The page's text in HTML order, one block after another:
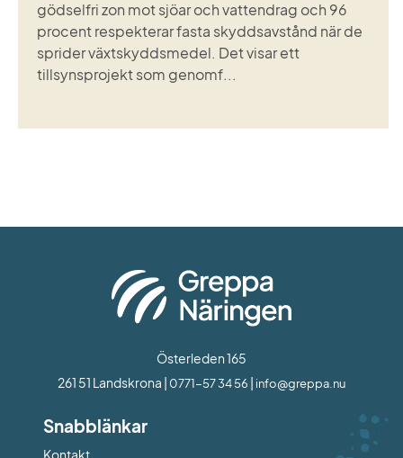
gödselfri zon mot sjöar och vattendrag och 96
procent respekterar fasta skyddsavstånd när de
sprider växtskyddsmedel. Det visar ett
tillsynsprojekt som genomf...
Österleden 165
261 51 Landskrona | 0771-57 34 56 | info@greppa.nu
Snabblänkar
Kontakt